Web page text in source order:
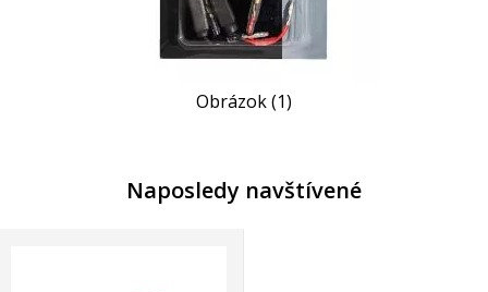
Obrázok (1)
Naposledy navštívené